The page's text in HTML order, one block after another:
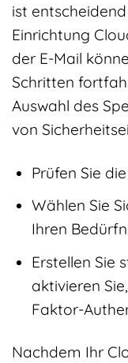
ist
Einrichtung
der E-Mail
Schritten
Auswahl des
von
Prüfen Sie
Wählen Sie
Ihren
Erstellen Sie
aktivieren
Faktor-
Nachdem Ihr